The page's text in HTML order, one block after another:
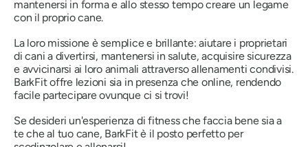
mantenersi in forma e allo stesso tempo creare un legame
con il proprio cane.
La loro missione è semplice e brillante: aiutare i proprietari
di cani a divertirsi, mantenersi in salute, acquisire sicurezza
e avvicinarsi ai loro animali attraverso allenamenti condivisi.
BarkFit offre lezioni sia in presenza che online, rendendo
facile partecipare ovunque ci si trovi!
Se desideri un'esperienza di fitness che faccia bene sia a
te che al tuo cane, BarkFit è il posto perfetto per